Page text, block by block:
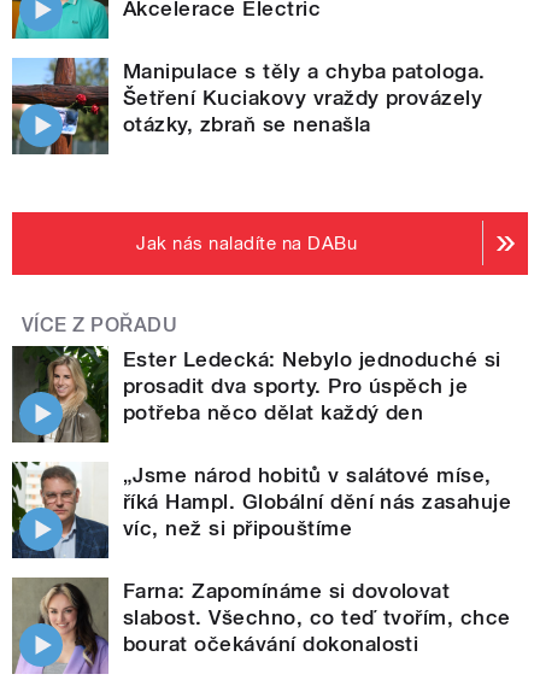
Akcelerace Electric
Manipulace s těly a chyba patologa.
Šetření Kuciakovy vraždy provázely
otázky, zbraň se nenašla
Jak nás naladíte na DABu
VÍCE Z POŘADU
Ester Ledecká: Nebylo jednoduché si
prosadit dva sporty. Pro úspěch je
potřeba něco dělat každý den
„Jsme národ hobitů v salátové míse,
říká Hampl. Globální dění nás zasahuje
víc, než si připouštíme
Farna: Zapomínáme si dovolovat
slabost. Všechno, co teď tvořím, chce
bourat očekávání dokonalosti